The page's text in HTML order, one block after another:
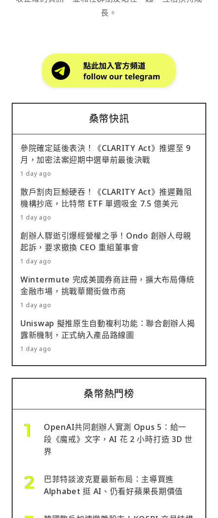
長。
桑幣快訊
參院確定延後表決！《CLARITY Act》推遲至 9
月，加密法案迎期中選舉前最後決戰
1 day ago
散戶割肉巨鯨硬吞！《CLARITY Act》推遲難阻
機構抄底，比特幣 ETF 單週吸金 7.5 億美元
1 day ago
創辦人驟逝引爆經營權之爭！Ondo 創辦人母親
起訴，要求撤換 CEO 重組董事會
1 day ago
Wintermute 完成美國券商註冊，擴大布局傳統
金融市場，挑戰華爾街做市商
1 day ago
Uniswap 擬推原生自動複利功能：聯合創辦人揭
露新機制，正式納入產品路線圖
1 day ago
桑幣熱門榜
OpenAI共同創辦人實測 Opus 5：給一
段《魔戒》文字，AI 花 2 小時打造 3D 世
界
巴菲特談波克夏最新布局：主導買進
Alphabet 挺 AI、仍看好蘋果長期價值